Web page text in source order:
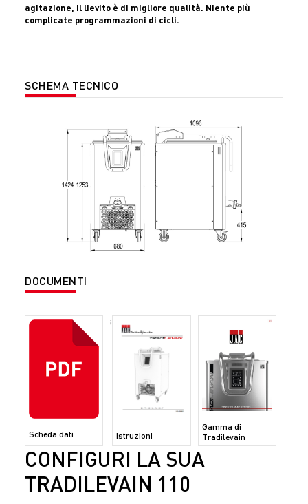
agitazione, il lievito è di migliore qualità. Niente più
complicate programmazioni di cicli.
SCHEMA TECNICO
DOCUMENTI
Scheda dati
;
Istruzioni
Gamma di
Tradilevain
CONFIGURI LA SUA
TRADILEVAIN 110